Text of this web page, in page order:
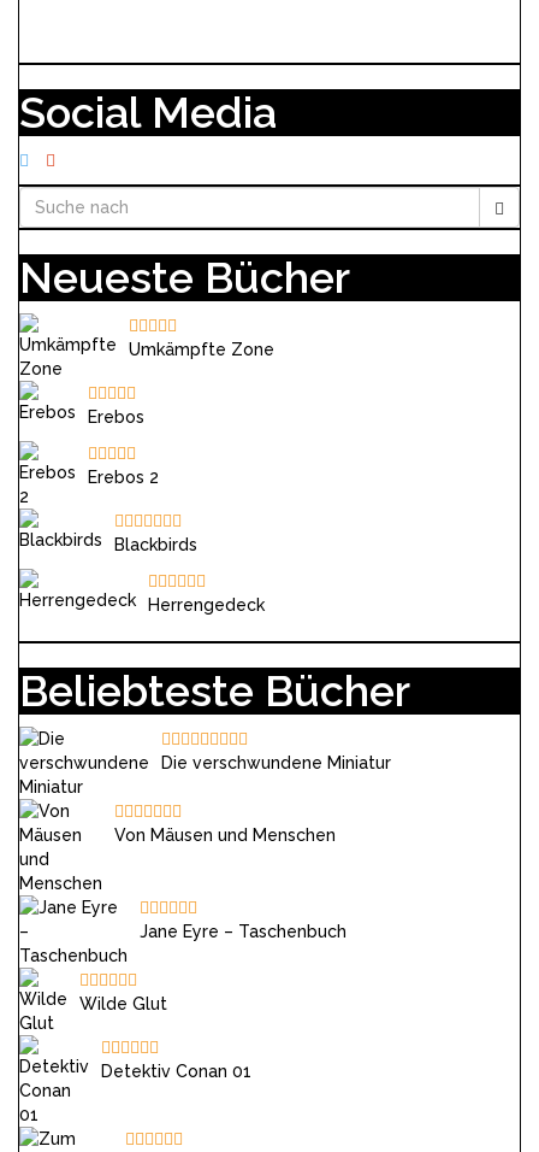
Social Media
Neueste Bücher
Umkämpfte Zone
Erebos
Erebos 2
Blackbirds
Herrengedeck
Beliebteste Bücher
Die verschwundene Miniatur
Von Mäusen und Menschen
Jane Eyre – Taschenbuch
Wilde Glut
Detektiv Conan 01